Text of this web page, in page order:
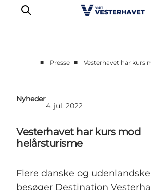
Events
Projekter
Medlemskab
Nyheder
■ Presse ■ Vesterhavet har kurs
Nyheder
4. jul. 2022
Vesterhavet har kurs mod
helårsturisme
Flere danske og
besøger Destination